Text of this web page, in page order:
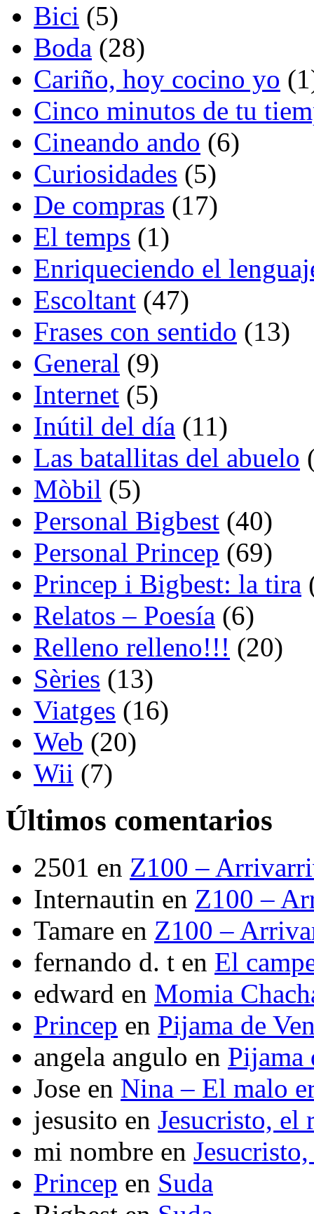
Bici (5)
Boda (28)
Cariño, hoy cocino yo
Cinco minutos de tu
Cineando ando (6)
Curiosidades (5)
De compras (17)
El temps (1)
Enriqueciendo el
Escoltant (47)
Frases con sentido (13)
General (9)
Internet (5)
Inútil del día (11)
Las batallitas del abuelo
Mòbil (5)
Personal Bigbest (40)
Personal Princep (69)
Princep i Bigbest: la tira
Relatos – Poesía (6)
Relleno relleno!!! (20)
Sèries (13)
Viatges (16)
Web (20)
Wii (7)
Últimos comentarios
2501 en Z100 –
Internautin en Z100 –
Tamare en Z100 –
fernando d. t en El
edward en Momia
Princep en Pijama de
angela angulo en Pijama
Jose en Nina – El malo
jesusito en Jesucristo, el
mi nombre en
Princep en Suda